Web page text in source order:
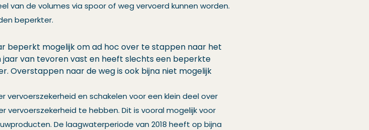
van de volumes via spoor of weg vervoerd kunnen worden.
beperkter.
beperkt mogelijk om ad hoc over te stappen naar het
van tevoren vast en heeft slechts een beperkte
Overstappen naar de weg is ook bijna niet mogelijk
vervoerszekerheid en schakelen voor een klein deel over
te hebben. Dit is vooral mogelijk voor
De laagwaterperiode van 2018 heeft op bijna